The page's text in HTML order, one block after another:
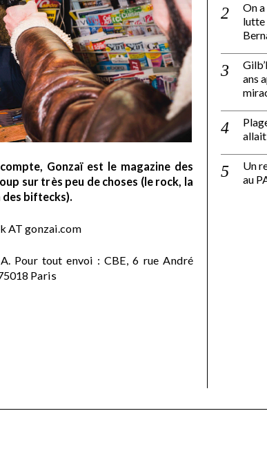
Gonzaï est le magazine des
sur très peu de choses (le rock, la
des biftecks).
AT gonzai.com
Pour tout envoi : CBE, 6 rue André
Paris
On
lutte
ans
allait
Un
au